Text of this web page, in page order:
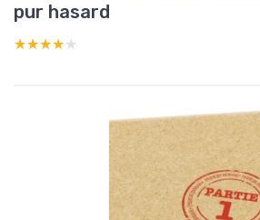
pur hasard
★★★★★
★★★★★